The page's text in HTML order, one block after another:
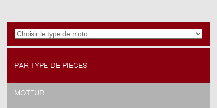
PAR TYPE DE PIÈCES
MOTEUR